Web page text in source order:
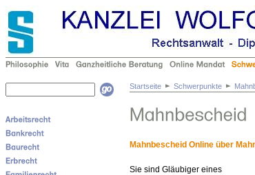
Startseite Schwerpunkte
Mahnbescheid Online über
Sie sind Gläubiger eines